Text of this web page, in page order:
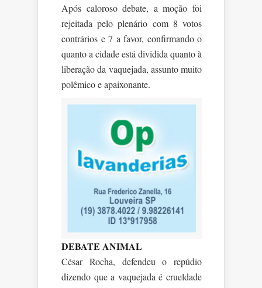
Após caloroso debate, a moção foi
rejeitada pelo plenário com 8 votos
contrários e 7 a favor, confirmando o
quanto a cidade está dividida quanto à
liberação da vaquejada, assunto muito
polêmico e apaixonante.
DEBATE ANIMAL
César Rocha, defendeu o repúdio
dizendo que a vaquejada é crueldade